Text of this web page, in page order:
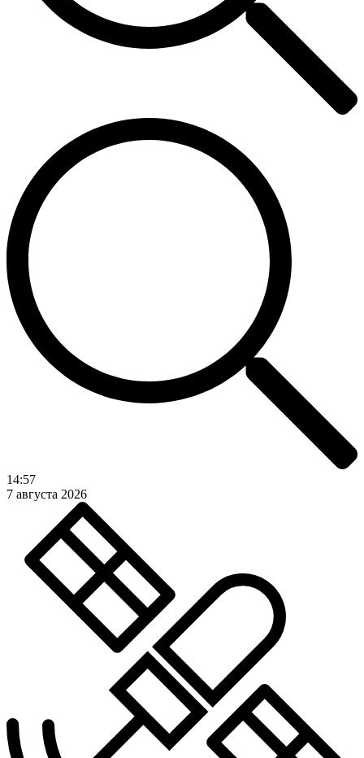
14:57
7 августа 2026